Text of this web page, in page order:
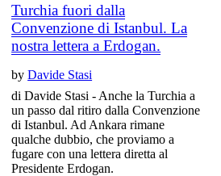
Turchia fuori dalla
Convenzione di Istanbul. La
nostra lettera a Erdogan.
byDavide Stasi
di Davide Stasi - Anche la Turchia a
un passo dal ritiro dalla Convenzione
di Istanbul. Ad Ankara rimane
qualche dubbio, che proviamo a
fugare con una lettera diretta al
Presidente Erdogan.